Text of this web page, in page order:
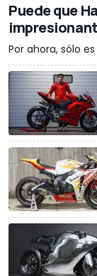
Puede que
Por ahora, sólo